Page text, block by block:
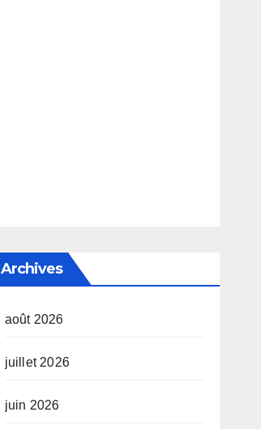
Archives
août 2026
juillet 2026
juin 2026